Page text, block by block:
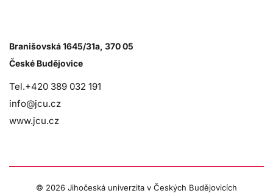
Branišovská 1645/31a, 370 05
České Budějovice
Tel.+420 389 032 191
info@jcu.cz
www.jcu.cz
© 2026 Jihočeská univerzita v Českých Budějovicích